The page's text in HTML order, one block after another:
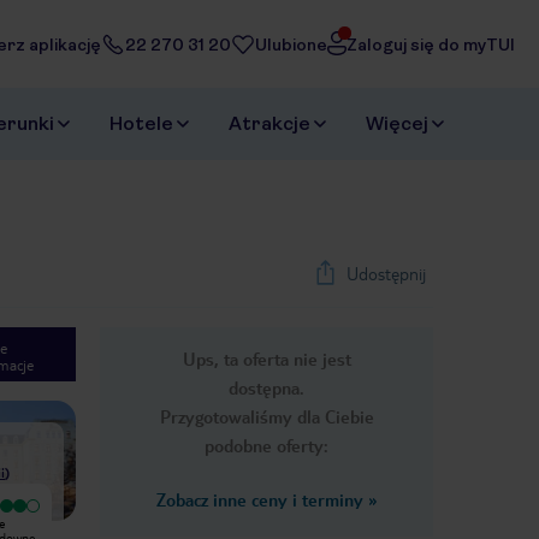
aplikację 22 270 31 20 Ulubione Zaloguj się do myTUI
Hotele Atrakcje Więcej
Udostępnij
Ups, ta oferta nie jest
dostępna.
Przygotowaliśmy dla Ciebie
podobne oferty:
Zobacz inne ceny i terminy »
Next slide
1/37
)
Bardzo dobry Bardzo dobry